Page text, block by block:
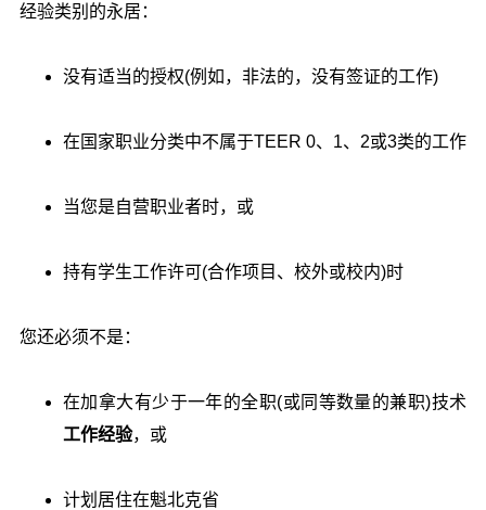
经验类别的永居：
没有适当的授权(例如，非法的，没有签证的工作)
在国家职业分类中不属于TEER 0、1、2或3类的工作
当您是自营职业者时，或
持有学生工作许可(合作项目、校外或校内)时
您还必须不是：
在加拿大有少于一年的全职(或同等数量的兼职)技术
工作经验，或
计划居住在魁北克省